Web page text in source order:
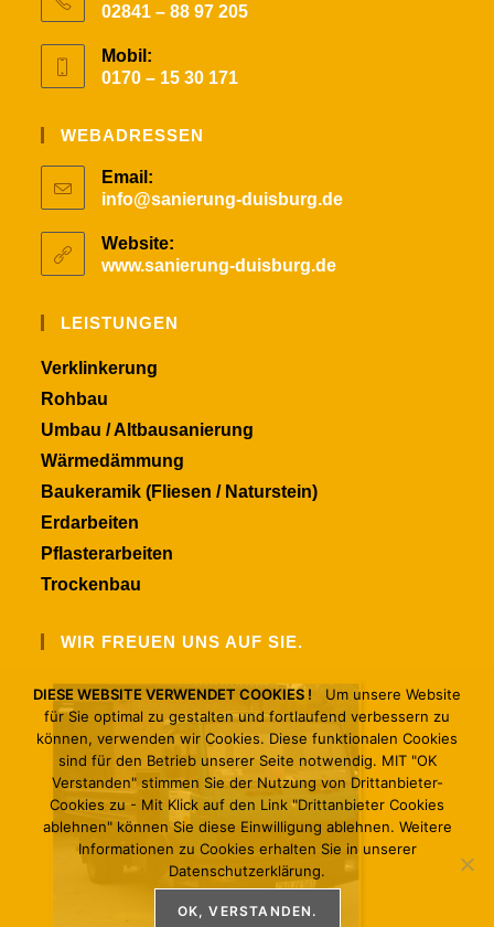
02841 – 88 97 205
in
your
Mobil:
0170 – 15 30 171
in
application
WEBADRESSEN
Email:
info@sanierung-duisburg.deOpens
Website:
www.sanierung-duisburg.de
LEISTUNGEN
Verklinkerung
Rohbau
Umbau / Altbausanierung
Wärmedämmung
Baukeramik (Fliesen / Naturstein)
Erdarbeiten
Pflasterarbeiten
Trockenbau
WIR FREUEN UNS AUF SIE.
DIESE WEBSITE VERWENDET COOKIES ! Um unsere Website
für Sie optimal zu gestalten und fortlaufend verbessern zu
können, verwenden wir Cookies. Diese funktionalen Cookies
sind für den Betrieb unserer Seite notwendig. MIT "OK
Verstanden" stimmen Sie der Nutzung von Drittanbieter-
Cookies zu - Mit Klick auf den Link "Drittanbieter Cookies
ablehnen" können Sie diese Einwilligung ablehnen. Weitere
Informationen zu Cookies erhalten Sie in unserer
Datenschutzerklärung.
OK, VERSTANDEN.